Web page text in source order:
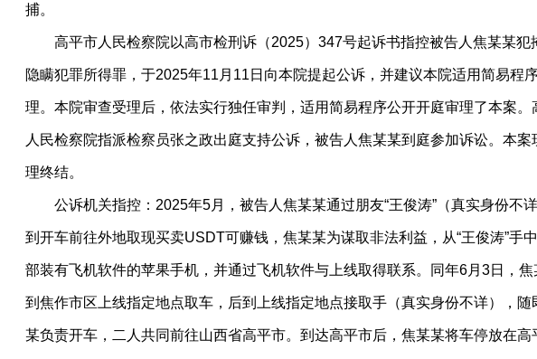
捕。
高平市人民检察院以高市检刑诉（2025）347号起诉书指控被告人焦某某犯
隐瞒犯罪所得罪，于2025年11月11日向本院提起公诉，并建议本院适用简易程
理。本院审查受理后，依法实行独任审判，适用简易程序公开开庭审理了本案。
人民检察院指派检察员张之政出庭支持公诉，被告人焦某某到庭参加诉讼。本案
理终结。
公诉机关指控：2025年5月，被告人焦某某通过朋友“王俊涛”（真实身份不
到开车前往外地取现买卖USDT可赚钱，焦某某为谋取非法利益，从“王俊涛”手
部装有飞机软件的苹果手机，并通过飞机软件与上线取得联系。同年6月3日，焦
到焦作市区上线指定地点取车，后到上线指定地点接取手（真实身份不详），随
某负责开车，二人共同前往山西省高平市。到达高平市后，焦某某将车停放在高